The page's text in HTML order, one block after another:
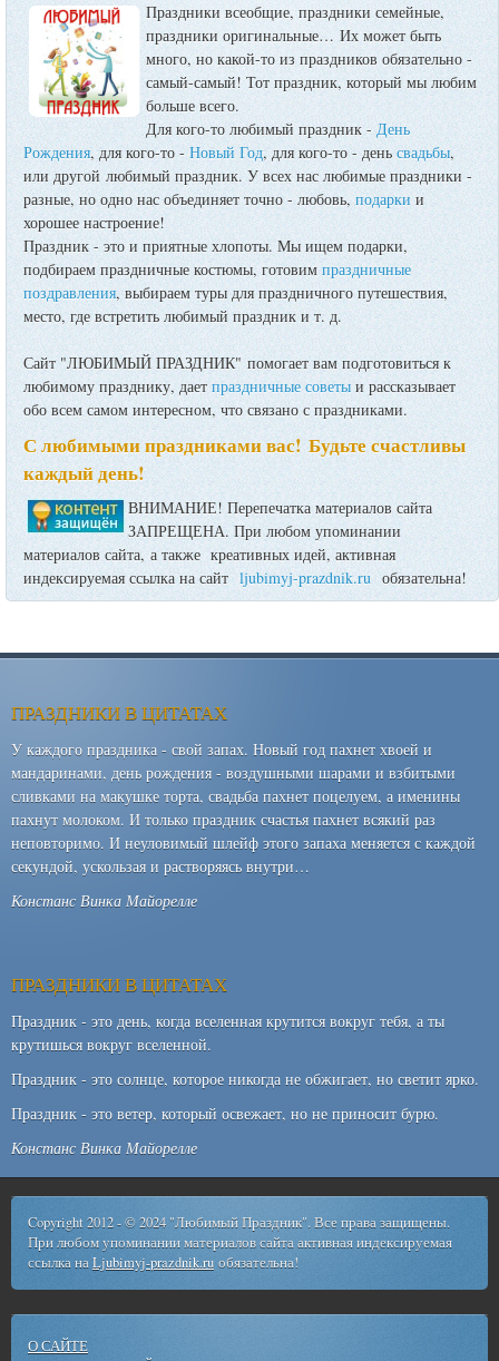
Праздники всеобщие, праздники семейные,
праздники оригинальные… Их может быть
много, но какой-то из праздников обязательно -
самый-самый! Тот праздник, который мы любим
больше всего.
Для кого-то любимый праздник - День
Рождения, для кого-то -Новый Год, для кого-то - деньсвадьбы,
или другой любимый праздник. У всех нас любимые праздники -
разные, но одно нас объединяет точно - любовь,подарки и
хорошее настроение!
Праздник - это и приятные хлопоты. Мы ищем подарки,
подбираем праздничные костюмы, готовимпраздничные
поздравления, выбираем туры для праздничного путешествия,
место, где встретить любимый праздник и т. д.
Сайт "ЛЮБИМЫЙ ПРАЗДНИК" помогает вам подготовиться к
любимому празднику, даетпраздничные советы и рассказывает
обо всем самом интересном, что связано с праздниками.
С любимыми праздниками вас! Будьте счастливы
каждый день!
ВНИМАНИЕ! Перепечатка материалов сайта
ЗАПРЕЩЕНА. При любом упоминании
материалов сайта, а также креативных идей, активная
индексируемая ссылка на сайт ljubimyj-prazdnik.ruобязательна!
ПРАЗДНИКИ В ЦИТАТАХ
У каждого праздника - свой запах. Новый год пахнет хвоей и
мандаринами, день рождения - воздушными шарами и взбитыми
сливками на макушке торта, свадьба пахнет поцелуем, а именины
пахнут молоком. И только праздник счастья пахнет всякий раз
неповторимо. И неуловимый шлейф этого запаха меняется с каждой
секундой, ускользая и растворяясь внутри…
Констанс Винка Майорелле
ПРАЗДНИКИ В ЦИТАТАХ
Праздник - это день, когда вселенная крутится вокруг тебя, а ты
крутишься вокруг вселенной.
Праздник - это солнце, которое никогда не обжигает, но светит ярко.
Праздник - это ветер, который освежает, но не приносит бурю.
Констанс Винка Майорелле
Copyright 2012 - © 2024 "Любимый Праздник". Все права защищены.
При любом упоминании материалов сайта активная индексируемая
ссылка наLjubimyj-prazdnik.ru обязательна!
О САЙТЕ